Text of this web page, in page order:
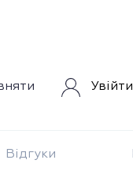
Увійти
Відгуки